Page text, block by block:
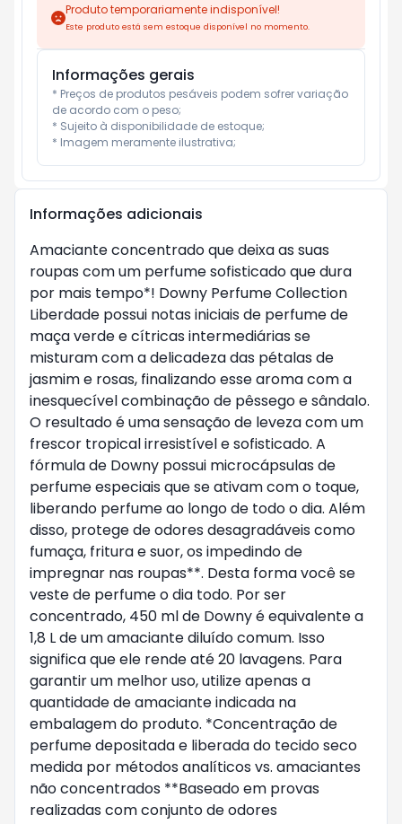
Produto temporariamente indisponível!
Este produto está sem estoque disponível no momento.
Informações gerais
* Preços de produtos pesáveis podem sofrer variação
de acordo com o peso;
* Sujeito à disponibilidade de estoque;
* Imagem meramente ilustrativa;
Informações adicionais
Amaciante concentrado que deixa as suas
roupas com um perfume sofisticado que dura
por mais tempo*! Downy Perfume Collection
Liberdade possui notas iniciais de perfume de
maça verde e cítricas intermediárias se
misturam com a delicadeza das pétalas de
jasmim e rosas, finalizando esse aroma com a
inesquecível combinação de pêssego e sândalo.
O resultado é uma sensação de leveza com um
frescor tropical irresistível e sofisticado. A
fórmula de Downy possui microcápsulas de
perfume especiais que se ativam com o toque,
liberando perfume ao longo de todo o dia. Além
disso, protege de odores desagradáveis como
fumaça, fritura e suor, os impedindo de
impregnar nas roupas**. Desta forma você se
veste de perfume o dia todo. Por ser
concentrado, 450 ml de Downy é equivalente a
1,8 L de um amaciante diluído comum. Isso
significa que ele rende até 20 lavagens. Para
garantir um melhor uso, utilize apenas a
quantidade de amaciante indicada na
embalagem do produto. *Concentração de
perfume depositada e liberada do tecido seco
medida por métodos analíticos vs. amaciantes
não concentrados **Baseado em provas
realizadas com conjunto de odores